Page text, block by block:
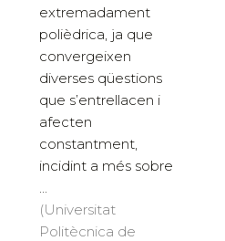
extremadament
polièdrica, ja que
convergeixen
diverses qüestions
que s’entrellacen i
afecten
constantment,
incidint a més sobre
(Universitat
Politècnica de